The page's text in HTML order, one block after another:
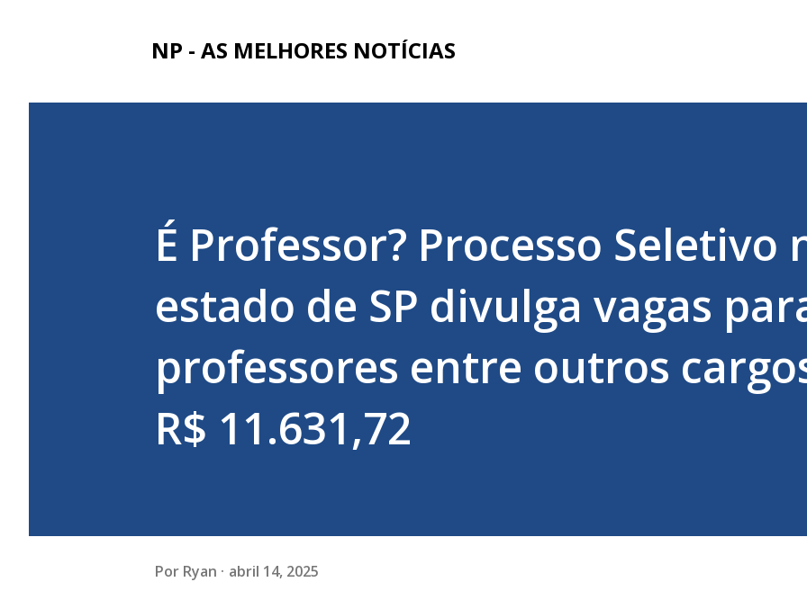
NP - AS MELHORES NOTÍCIAS
É Professor? Processo Seletivo
estado de SP divulga vagas
professores entre outros
R$ 11.631,72
Por Ryan abril 14, 2025